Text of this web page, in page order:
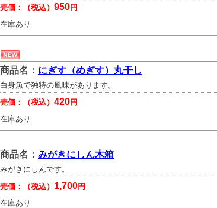
売価：（税込） 950円
在庫あり
商品名： にぎす（めぎす）丸干し
白身魚で独特の風味があります。
売価：（税込） 420円
在庫あり
商品名： みがきにしん木箱
みがきにしんです。
売価：（税込） 1,700円
在庫あり